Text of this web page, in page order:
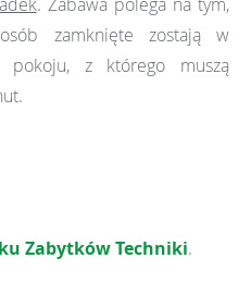
zamknięte zostają w
pokoju, z którego muszą
Zabytków Techniki.